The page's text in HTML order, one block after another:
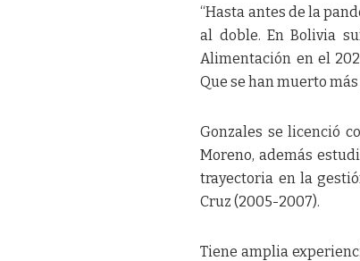
“Hasta antes de la
al doble. En Bolivia
Alimentación en el
Que se han muerto
Gonzales se licenció
Moreno, además
trayectoria en la
Cruz (2005-2007).
Tiene amplia